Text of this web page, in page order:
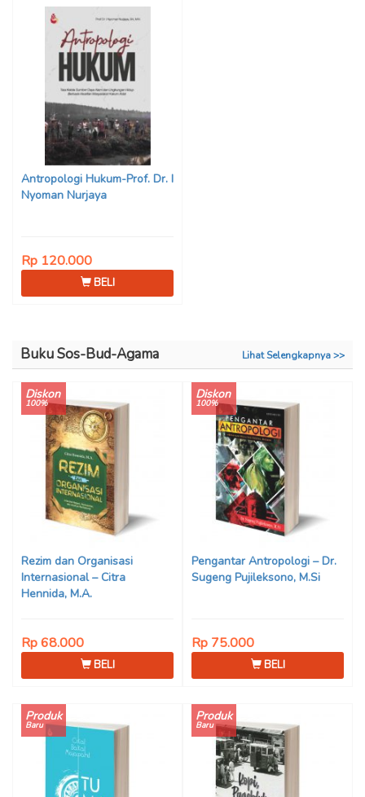
Antropologi Hukum-Prof. Dr. I
Nyoman Nurjaya
Rp 120.000
BELI
Buku Sos-Bud-Agama Lihat Selengkapnya >>
Diskon
100%
Rezim dan Organisasi
Internasional – Citra
Hennida, M.A.
Rp 68.000
BELI
Diskon
100%
Pengantar Antropologi – Dr.
Sugeng Pujileksono, M.Si
Rp 75.000
BELI
Produk
Baru
Produk
Baru